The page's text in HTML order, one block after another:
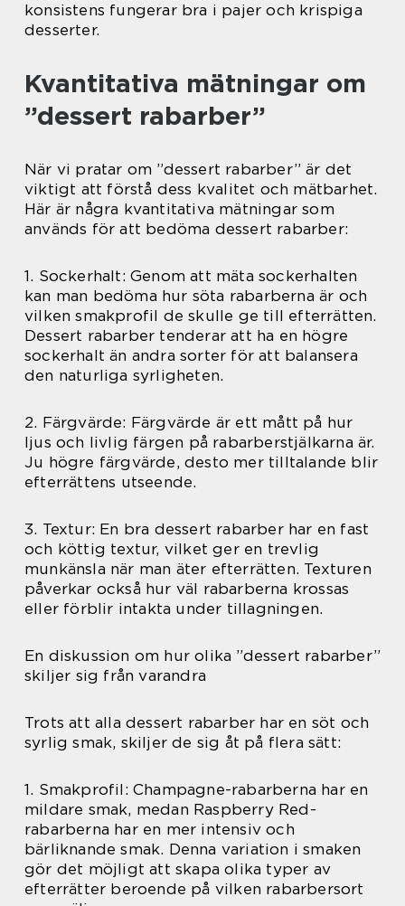
konsistens fungerar bra i pajer och krispiga
desserter.
Kvantitativa mätningar om
”dessert rabarber”
När vi pratar om ”dessert rabarber” är det
viktigt att förstå dess kvalitet och mätbarhet.
Här är några kvantitativa mätningar som
används för att bedöma dessert rabarber:
1. Sockerhalt: Genom att mäta sockerhalten
kan man bedöma hur söta rabarberna är och
vilken smakprofil de skulle ge till efterrätten.
Dessert rabarber tenderar att ha en högre
sockerhalt än andra sorter för att balansera
den naturliga syrligheten.
2. Färgvärde: Färgvärde är ett mått på hur
ljus och livlig färgen på rabarberstjälkarna är.
Ju högre färgvärde, desto mer tilltalande blir
efterrättens utseende.
3. Textur: En bra dessert rabarber har en fast
och köttig textur, vilket ger en trevlig
munkänsla när man äter efterrätten. Texturen
påverkar också hur väl rabarberna krossas
eller förblir intakta under tillagningen.
En diskussion om hur olika ”dessert rabarber”
skiljer sig från varandra
Trots att alla dessert rabarber har en söt och
syrlig smak, skiljer de sig åt på flera sätt:
1. Smakprofil: Champagne-rabarberna har en
mildare smak, medan Raspberry Red-
rabarberna har en mer intensiv och
bärliknande smak. Denna variation i smaken
gör det möjligt att skapa olika typer av
efterrätter beroende på vilken rabarbersort